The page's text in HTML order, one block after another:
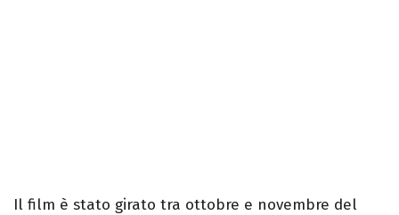
Il film è stato girato tra ottobre e novembre del